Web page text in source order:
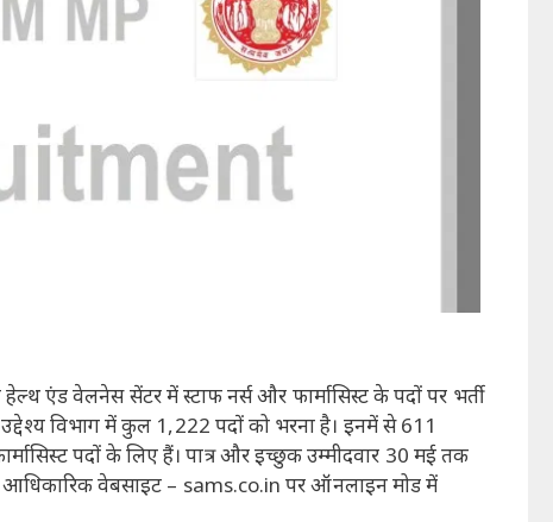
हेल्थ एंड वेलनेस सेंटर में स्टाफ नर्स और फार्मासिस्ट के पदों पर भर्ती
विभाग में कुल 1,222 पदों को भरना है। इनमें से 611
पदों के लिए हैं। पात्र और इच्छुक उम्मीदवार 30 मई तक
वेबसाइट – sams.co.in पर ऑनलाइन मोड में